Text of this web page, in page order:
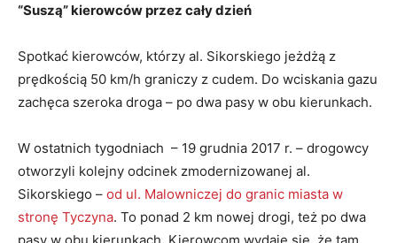
“Suszą” kierowców przez cały dzień
Spotkać kierowców, którzy al. Sikorskiego jeżdżą z
prędkością 50 km/h graniczy z cudem. Do wciskania gazu
zachęca szeroka droga – po dwa pasy w obu kierunkach.
W ostatnich tygodniach – 19 grudnia 2017 r. – drogowcy
otworzyli kolejny odcinek zmodernizowanej al.
Sikorskiego – od ul. Malowniczej do granic miasta w
stronę Tyczyna. To ponad 2 km nowej drogi, też po dwa